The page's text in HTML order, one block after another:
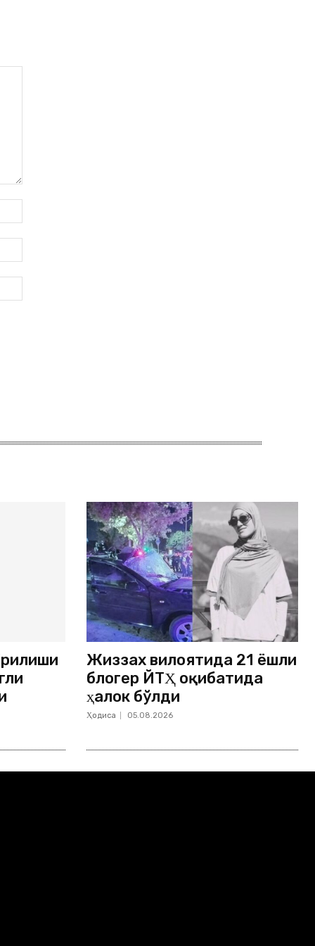
почта:*
Сайт:
Жиззах вилоятида 21 ёшли
блогер ЙТҲ оқибатида
ҳалок бўлди
Ҳодиса 05.08.2026